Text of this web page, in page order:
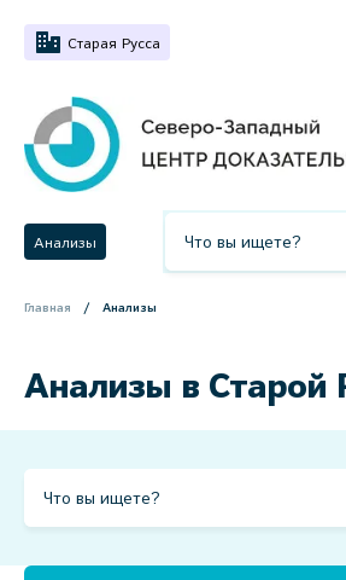
Старая Русса
Анализы
Главная Анализы
Анализы в Старой